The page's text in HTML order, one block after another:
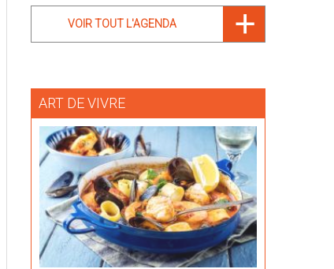
VOIR TOUT L'AGENDA
ART DE VIVRE